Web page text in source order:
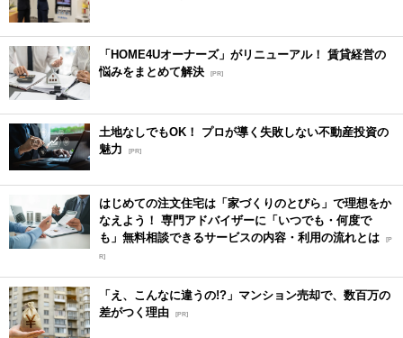
「HOME4Uオーナーズ」がリニューアル！ 賃貸経営の
悩みをまとめて解決 [PR]
土地なしでもOK！ プロが導く失敗しない不動産投資の
魅力
[PR]
はじめての注文住宅は「家づくりのとびら」で理想をか
なえよう！ 専門アドバイザーに「いつでも・何度で
も」無料相談できるサービスの内容・利用の流れとは [P
R]
「え、こんなに違うの!?」マンション売却で、数百万の
差がつく理由 [PR]